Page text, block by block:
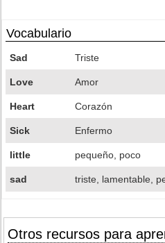
Vocabulario
Sad Triste
Love Amor
Heart Corazón
Sick Enfermo
little pequeño, poco
sad triste, lamentable,
Otros recursos para